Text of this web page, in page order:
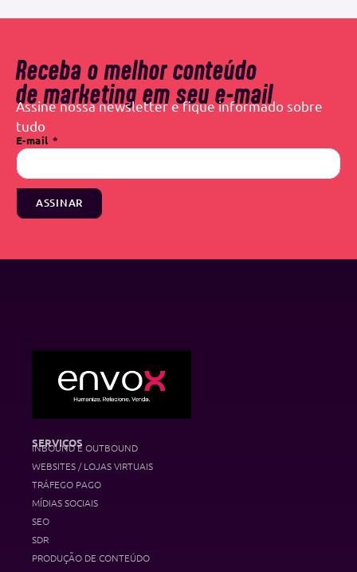
Receba o melhor conteúdo
de marketing em seu e-mail
Assine nossa newsletter e fique informado sobre
tudo
E-mail
ASSINAR
SERVIÇOS
INBOUND E OUTBOUND
WEBSITES / LOJAS VIRTUAIS
TRÁFEGO PAGO
MÍDIAS SOCIAIS
SEO
SDR
PRODUÇÃO DE CONTEÚDO